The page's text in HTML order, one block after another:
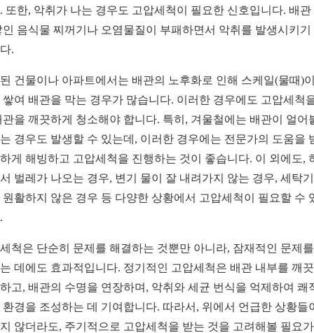
또한, 악취가 나는 경우도 고압세척이 필요한 신호입니다. 배관
인 음식물 찌꺼기나 오염물질이 부패하면서 악취를 발생시키기
.
건물이나 아파트에서는 배관의 노후화로 인해 스케일(물때)
쌓여 배관을 막는 경우가 많습니다. 이러한 경우에도 고압세척
관을 깨끗하게 청소해야 합니다. 특히, 겨울철에는 배관이 얼어
경우도 발생할 수 있는데, 이러한 경우에는 전문가의 도움을
게 해빙하고 고압세척을 진행하는 것이 좋습니다. 이 외에도,
벌레가 나오는 경우, 변기 물이 잘 내려가지 않는 경우, 세탁
원활하지 않은 경우 등 다양한 상황에서 고압세척이 필요할 수
척은 단순히 문제를 해결하는 것뿐만 아니라, 잠재적인 문제
데에도 효과적입니다. 정기적인 고압세척은 배관 내부를 깨
고, 배관의 수명을 연장하며, 악취와 세균 번식을 억제하여 쾌
환경을 조성하는 데 기여합니다. 따라서, 위에서 언급한 상황들
않더라도, 주기적으로 고압세척을 받는 것을 고려해볼 필요